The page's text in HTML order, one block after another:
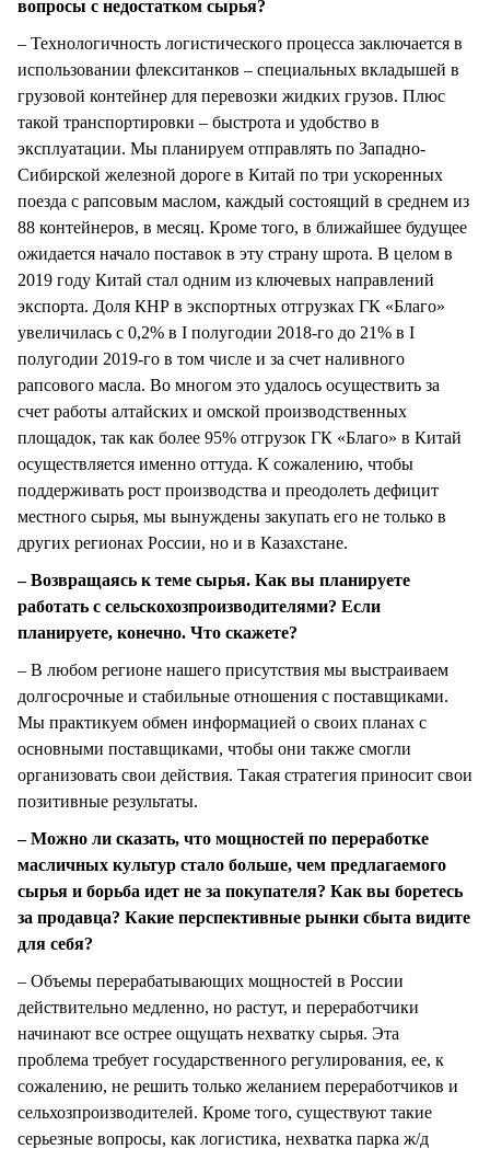
вопросы с недостатком сырья?
– Технологичность логистического процесса заключается в
использовании флекситанков – специальных вкладышей в
грузовой контейнер для перевозки жидких грузов. Плюс
такой транспортировки – быстрота и удобство в
эксплуатации. Мы планируем отправлять по Западно-
Сибирской железной дороге в Китай по три ускоренных
поезда с рапсовым маслом, каждый состоящий в среднем из
88 контейнеров, в месяц. Кроме того, в ближайшее будущее
ожидается начало поставок в эту страну шрота. В целом в
2019 году Китай стал одним из ключевых направлений
экспорта. Доля КНР в экспортных отгрузках ГК «Благо»
увеличилась с 0,2% в I полугодии 2018-го до 21% в I
полугодии 2019-го в том числе и за счет наливного
рапсового масла. Во многом это удалось осуществить за
счет работы алтайских и омской производственных
площадок, так как более 95% отгрузок ГК «Благо» в Китай
осуществляется именно оттуда. К сожалению, чтобы
поддерживать рост производства и преодолеть дефицит
местного сырья, мы вынуждены закупать его не только в
других регионах России, но и в Казахстане.
– Возвращаясь к теме сырья. Как вы планируете
работать с сельскохозпроизводителями? Если
планируете, конечно. Что скажете?
– В любом регионе нашего присутствия мы выстраиваем
долгосрочные и стабильные отношения с поставщиками.
Мы практикуем обмен информацией о своих планах с
основными поставщиками, чтобы они также смогли
организовать свои действия. Такая стратегия приносит свои
позитивные результаты.
– Можно ли сказать, что мощностей по переработке
масличных культур стало больше, чем предлагаемого
сырья и борьба идет не за покупателя? Как вы боретесь
за продавца? Какие перспективные рынки сбыта видите
для себя?
– Объемы перерабатывающих мощностей в России
действительно медленно, но растут, и переработчики
начинают все острее ощущать нехватку сырья. Эта
проблема требует государственного регулирования, ее, к
сожалению, не решить только желанием переработчиков и
сельхозпроизводителей. Кроме того, существуют такие
серьезные вопросы, как логистика, нехватка парка ж/д